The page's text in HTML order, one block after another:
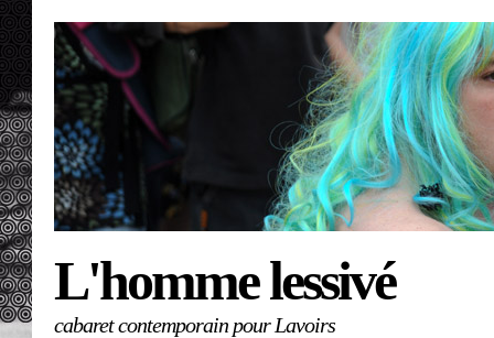
L'homme lessivé
cabaret contemporain pour Lavoirs